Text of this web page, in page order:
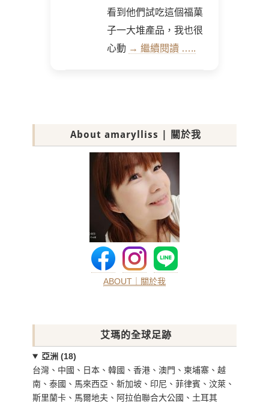
看到他們試吃這個福菓
子一大堆產品，我也很
心動 → 繼續閱讀 …..
About amarylliss | 關於我
ABOUT｜關於我
艾瑪的全球足跡
亞洲 (18)
台灣、中國、日本、韓國、香港、澳門、柬埔寨、越
南、泰國、馬來西亞、新加坡、印尼、菲律賓、汶萊、
斯里蘭卡、馬爾地夫、阿拉伯聯合大公國、土耳其